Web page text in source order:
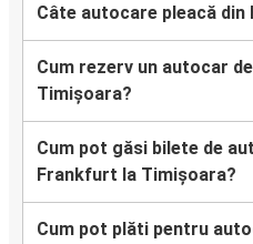
Câte autocare pleacă
Cum rezerv un autocar
Timișoara?
Cum pot găsi bilete de
Frankfurt la Timișoara?
Cum pot plăti pentru